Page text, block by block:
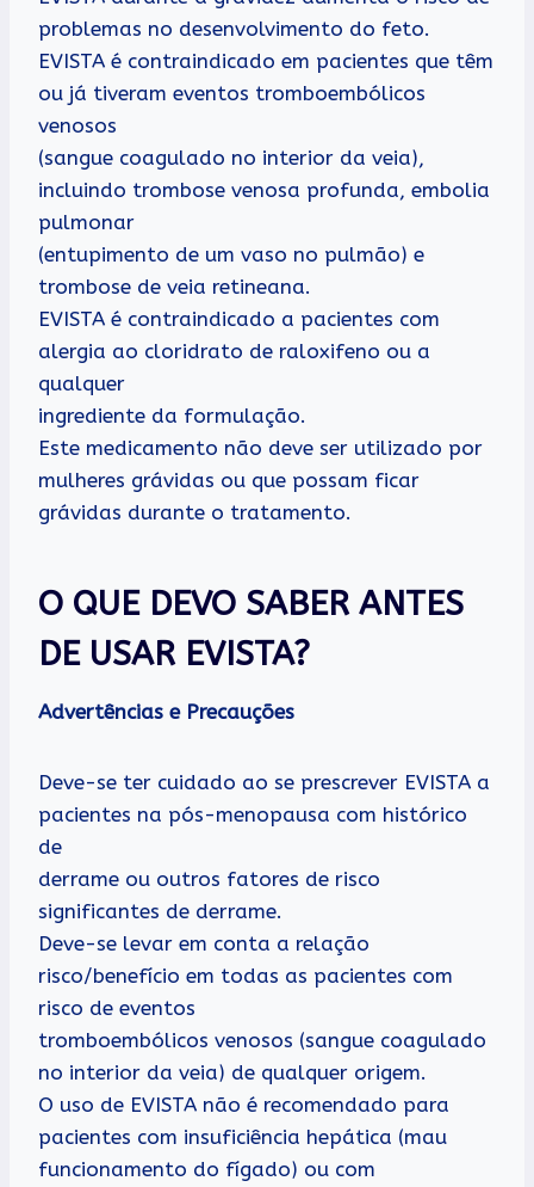
problemas no desenvolvimento do feto.
EVISTA é contraindicado em pacientes que têm
ou já tiveram eventos tromboembólicos
venosos
(sangue coagulado no interior da veia),
incluindo trombose venosa profunda, embolia
pulmonar
(entupimento de um vaso no pulmão) e
trombose de veia retineana.
EVISTA é contraindicado a pacientes com
alergia ao cloridrato de raloxifeno ou a
qualquer
ingrediente da formulação.
Este medicamento não deve ser utilizado por
mulheres grávidas ou que possam ficar
grávidas durante o tratamento.
O QUE DEVO SABER ANTES
DE USAR EVISTA?
Advertências e Precauções
Deve-se ter cuidado ao se prescrever EVISTA a
pacientes na pós-menopausa com histórico
de
derrame ou outros fatores de risco
significantes de derrame.
Deve-se levar em conta a relação
risco/benefício em todas as pacientes com
risco de eventos
tromboembólicos venosos (sangue coagulado
no interior da veia) de qualquer origem.
O uso de EVISTA não é recomendado para
pacientes com insuficiência hepática (mau
funcionamento do fígado) ou com